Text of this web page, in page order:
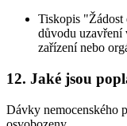
Tiskopis "Žádost
důvodu uzavření
zařízení nebo
12. Jaké jsou
Dávky nemocenského